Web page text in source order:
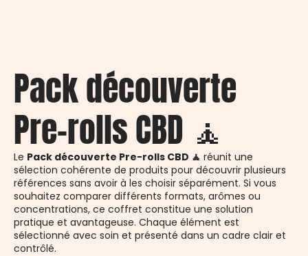
Pack découverte
Pre-rolls CBD 🧘
Le Pack découverte Pre-rolls CBD 🧘 réunit une
sélection cohérente de produits pour découvrir plusieurs
références sans avoir à les choisir séparément. Si vous
souhaitez comparer différents formats, arômes ou
concentrations, ce coffret constitue une solution
pratique et avantageuse. Chaque élément est
sélectionné avec soin et présenté dans un cadre clair et
contrôlé.